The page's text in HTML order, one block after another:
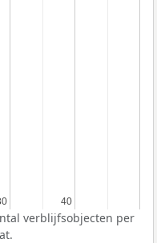
40
40
verblijfsobjecten per